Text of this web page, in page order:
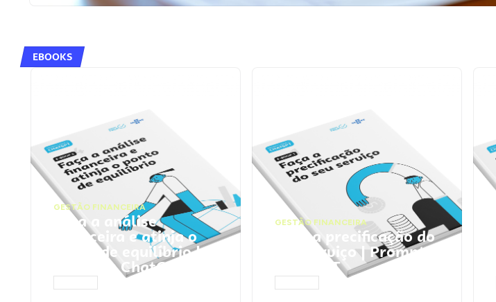
EBOOKS
GESTÃO FINANCEIRA
Faça a análise
financeira e atinja o
ponto de equilíbrio |
Prompts ChatGPT
GESTÃO FINANCEIRA
Faça a precificação do
seu serviço | Prompts
ChatGPT